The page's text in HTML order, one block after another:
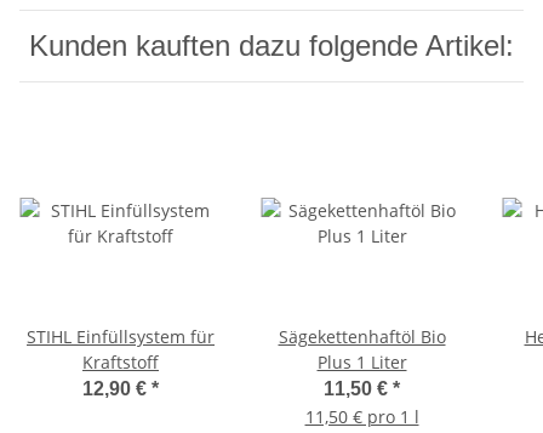
Kunden kauften dazu folgende Artikel:
STIHL Einfüllsystem für
Kraftstoff
12,90 € *
Sägekettenhaftöl Bio
Plus 1 Liter
11,50 € *
11,50 € pro 1 l